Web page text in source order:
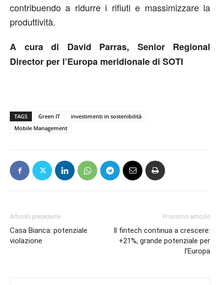
contribuendo a ridurre i rifiuti e massimizzare la
produttività.
A cura di David Parras, Senior Regional
Director per l’Europa meridionale di SOTI
TAGS Green IT
investimenti in sostenibilità
Mobile Management
Articolo precedente
Casa Bianca: potenziale
violazione
Prossimo articolo
Il fintech continua a crescere:
+21%, grande potenziale per
l’Europa